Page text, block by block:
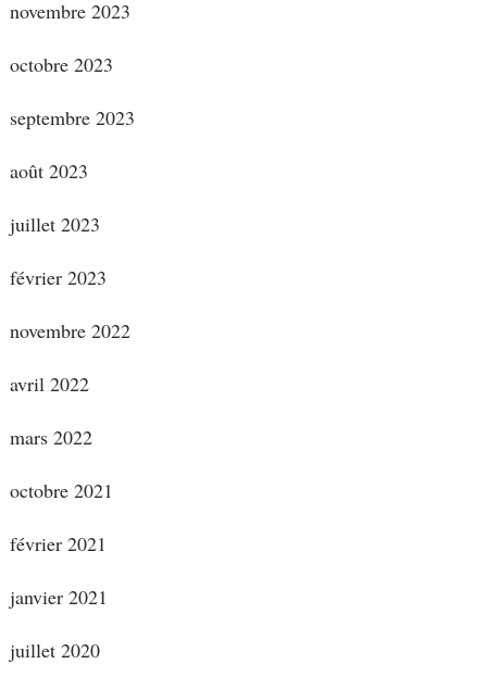
novembre 2023
octobre 2023
septembre 2023
août 2023
juillet 2023
février 2023
novembre 2022
avril 2022
mars 2022
octobre 2021
février 2021
janvier 2021
juillet 2020